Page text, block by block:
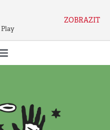
Play
ZOBRAZIT